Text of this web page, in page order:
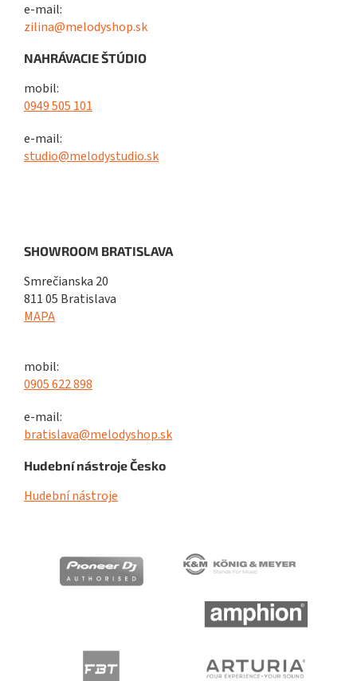
e-mail:
zilina@melodyshop.sk
NAHRÁVACIE ŠTÚDIO
mobil:
0949 505 101
e-mail:
studio@melodystudio.sk
SHOWROOM BRATISLAVA
Smrečianska 20
811 05 Bratislava
MAPA
mobil:
0905 622 898
e-mail:
bratislava@melodyshop.sk
Hudební nástroje Česko
Hudební nástroje